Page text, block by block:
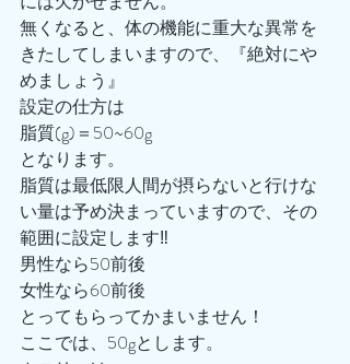
無くなると、体の機能に重大な異常を
きたしてしまいますので、『絶対にや
めましょう』
設定の仕方は
脂質(g)＝50~60g
となります。
脂質は最低限人間が摂らないと行けな
い量は予め決まっていますので、その
範囲に設定します‼️
男性なら50前後
女性なら60前後
とってもらってかまいません！
ここでは、50gとします。